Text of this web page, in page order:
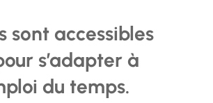
sont accessibles
s’adapter à
du temps.